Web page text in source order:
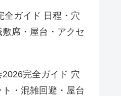
全ガイド 日程・穴
席・屋台・アクセ
完全ガイド 穴
・混雑回避・屋台